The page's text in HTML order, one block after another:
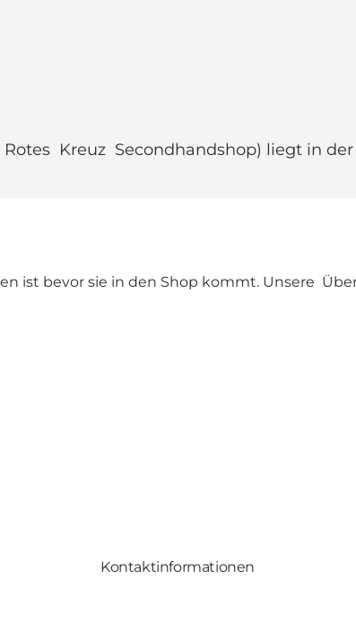
Rotes Kreuz Secondhandshop) liegt in
ist bevor sie in den Shop kommt. Unsere
Kontaktinformationen